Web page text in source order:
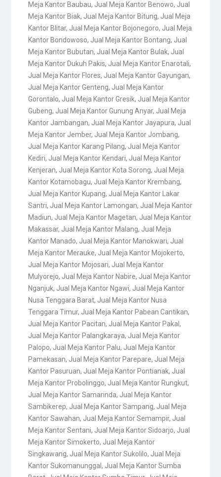
Meja Kantor Baubau, Jual Meja Kantor Benowo, Jual
Meja Kantor Biak, Jual Meja Kantor Bitung, Jual Meja
Kantor Blitar, Jual Meja Kantor Bojonegoro, Jual Meja
Kantor Bondowoso, Jual Meja Kantor Bontang, Jual
Meja Kantor Bubutan, Jual Meja Kantor Bulak, Jual
Meja Kantor Dukuh Pakis, Jual Meja Kantor Enarotali,
Jual Meja Kantor Flores, Jual Meja Kantor Gayungan,
Jual Meja Kantor Genteng, Jual Meja Kantor
Gorontalo, Jual Meja Kantor Gresik, Jual Meja Kantor
Gubeng, Jual Meja Kantor Gunung Anyar, Jual Meja
Kantor Jambangan, Jual Meja Kantor Jayapura, Jual
Meja Kantor Jember, Jual Meja Kantor Jombang,
Jual Meja Kantor Karang Pilang, Jual Meja Kantor
Kediri, Jual Meja Kantor Kendari, Jual Meja Kantor
Kenjeran, Jual Meja Kantor Kota Sorong, Jual Meja
Kantor Kotamobagu, Jual Meja Kantor Krembang,
Jual Meja Kantor Kupang, Jual Meja Kantor Lakar
Santri, Jual Meja Kantor Lamongan, Jual Meja Kantor
Madiun, Jual Meja Kantor Magetan, Jual Meja Kantor
Makassar, Jual Meja Kantor Malang, Jual Meja
Kantor Manado, Jual Meja Kantor Manokwari, Jual
Meja Kantor Merauke, Jual Meja Kantor Mojokerto,
Jual Meja Kantor Mojosari, Jual Meja Kantor
Mulyorejo, Jual Meja Kantor Nabire, Jual Meja Kantor
Nganjuk, Jual Meja Kantor Ngawi, Jual Meja Kantor
Nusa Tenggara Barat, Jual Meja Kantor Nusa
Tenggara Timur, Jual Meja Kantor Pabean Cantikan,
Jual Meja Kantor Pacitan, Jual Meja Kantor Pakal ,
Jual Meja Kantor Palangkaraya, Jual Meja Kantor
Palopo, Jual Meja Kantor Palu, Jual Meja Kantor
Pamekasan, Jual Meja Kantor Parepare, Jual Meja
Kantor Pasuruan, Jual Meja Kantor Pontianak, Jual
Meja Kantor Probolinggo, Jual Meja Kantor Rungkut,
Jual Meja Kantor Samarinda, Jual Meja Kantor
Sambikerep, Jual Meja Kantor Sampang, Jual Meja
Kantor Sawahan, Jual Meja Kantor Semampir, Jual
Meja Kantor Sentani, Jual Meja Kantor Sidoarjo, Jual
Meja Kantor Simokerto, Jual Meja Kantor
Singkawang, Jual Meja Kantor Sukolilo, Jual Meja
Kantor Sukomanunggal , Jual Meja Kantor Sumba